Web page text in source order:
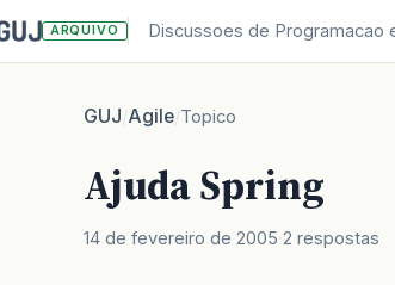
ARQUIVO Discussoes de Programacao
GUJ/Agile/Topico
Ajuda Spring
14 de fevereiro de 2005 2 respostas